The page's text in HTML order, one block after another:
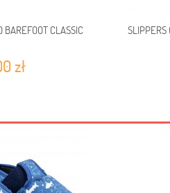
BAREFOOT CLASSIC
zł
SLIPPERS